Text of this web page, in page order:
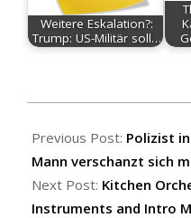
Weitere Eskalation?:
Trump: US-Militär soll…
06-
03
Previous Post: Polizist
Mann verschanzt sich
Next Post: Kitchen
Instruments and Intro